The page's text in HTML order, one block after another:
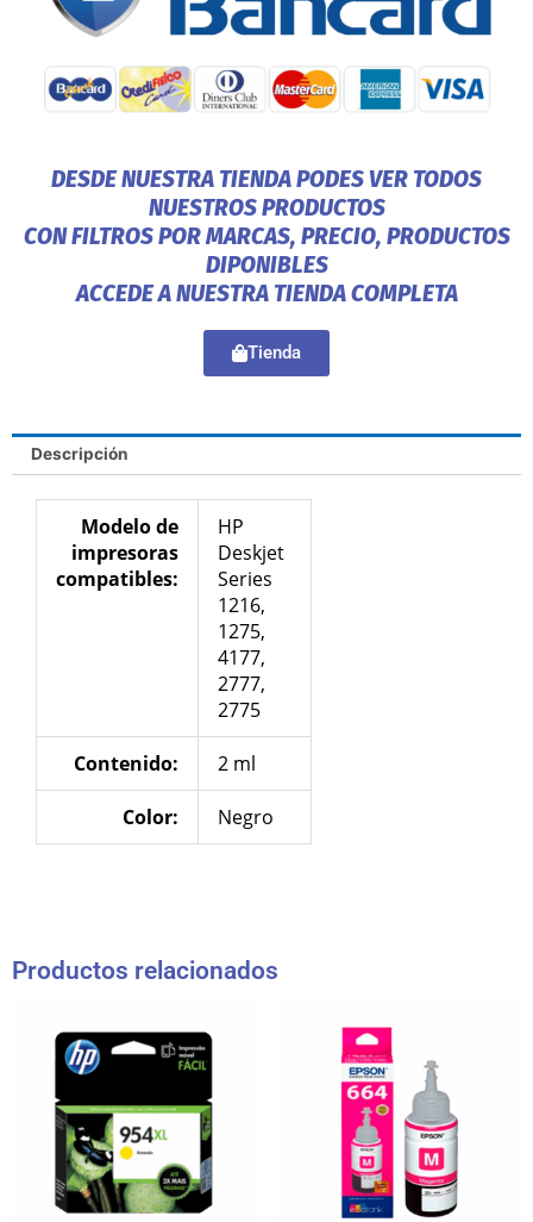
DESDE NUESTRA TIENDA PODES VER TODOS
NUESTROS PRODUCTOS
CON FILTROS POR MARCAS, PRECIO, PRODUCTOS
DIPONIBLES
ACCEDE A NUESTRA TIENDA COMPLETA
Tienda
Descripción
Modelo de
impresoras
compatibles:
HP
Deskjet
Series
1216,
1275,
4177,
2777,
2775
Contenido: 2 ml
Color: Negro
Productos relacionados